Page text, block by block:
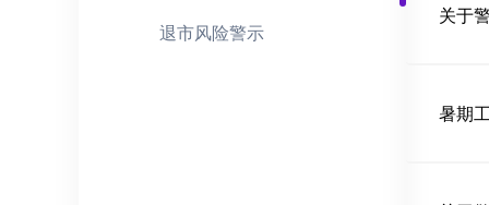
退市风险警示
暑期